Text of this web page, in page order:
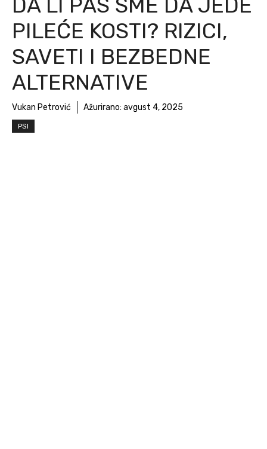
PILEĆE KOSTI? RIZICI,
SAVETI I BEZBEDNE
ALTERNATIVE
Vukan Petrović Ažurirano: avgust 4, 2025
PSI